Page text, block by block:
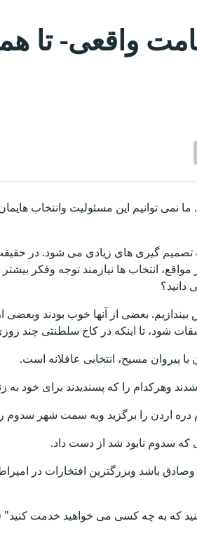
واقعی- تا
توانیم این مسئولیت وانتخاب هایمان
گیری های زیادی می شود. در
انتخاب ها نیازمند توجه وفکر
بعضی از آنها خوب بودند وبعضی
تا اینکه در کاخ سلطنتی چند روزی از
پیروان مسیح، انتخابی عاقلانه است.
را که پسندیدند برای خود به زنی
اردن را برگزید وبه سمت شهر سدوم رفت".
که سدوم نابود شد از دست داد.
که به چه کسی می خواهید خدمت کنید"